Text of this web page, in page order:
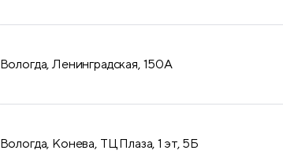
Вологда, Ленинградская, 150А
Вологда, Конева, ТЦ Плаза, 1 эт, 5Б